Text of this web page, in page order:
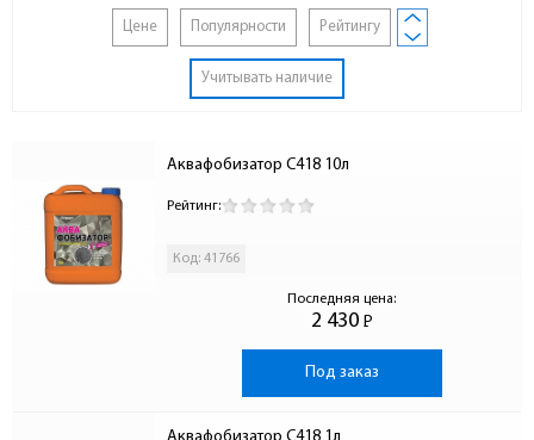
Цене Популярности Рейтингу
Учитывать наличие
Аквафобизатор С418 10л
Рейтинг:
Код: 41766
Последняя цена:
2 430 Р
-
Под заказ